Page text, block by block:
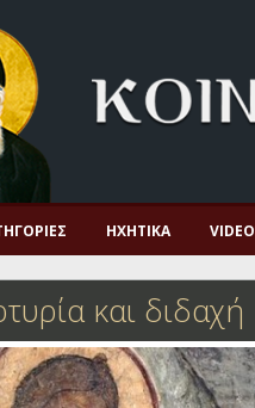
ΗΧΗΤΙΚΆ VIDEO
και διδαχή